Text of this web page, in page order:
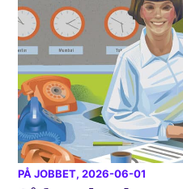
PÅ JOBBET, 2026-06-01